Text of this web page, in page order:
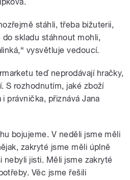
stáhli, třeba bižuterii,
skladu stáhnout mohli,
vysvětluje vedoucí.
teď neprodávají hračky,
S rozhodnutím, jaké zboží
právnička, přiznává Jana
bojujeme. V neděli jsme měli
zakryté jsme měli úplně
jisti. Měli jsme zakryté
Věc jsme řešili